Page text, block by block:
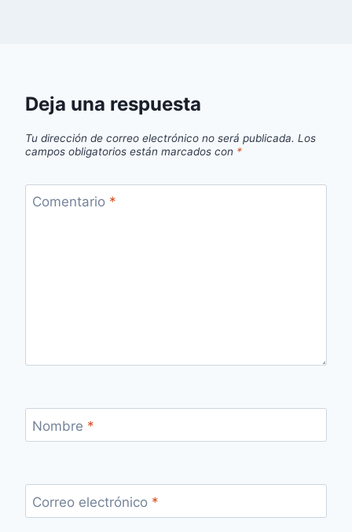
Deja una respuesta
Tu dirección de correo electrónico no será publicada. Los
campos obligatorios están marcados con *
Comentario *
Nombre *
Correo electrónico *